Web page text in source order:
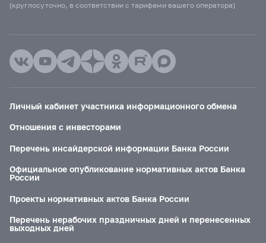
(круглосуточно, в соответствии с тарифами вашего оператора)
Личный кабинет участника информационного обмена
Отношения с инвесторами
Перечень инсайдерской информации Банка России
Официальное опубликование нормативных актов Банка
России
Проекты нормативных актов Банка России
Перечень нерабочих праздничных дней и перенесенных
выходных дней